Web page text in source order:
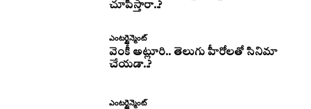
చూపిస్తారా..?
ఎంటర్టైన్మెంట్
వెంకీ అట్లూరి.. తెలుగు హీరోలతో సినిమా
చేయడా..?
ఎంటర్టైన్మెంట్